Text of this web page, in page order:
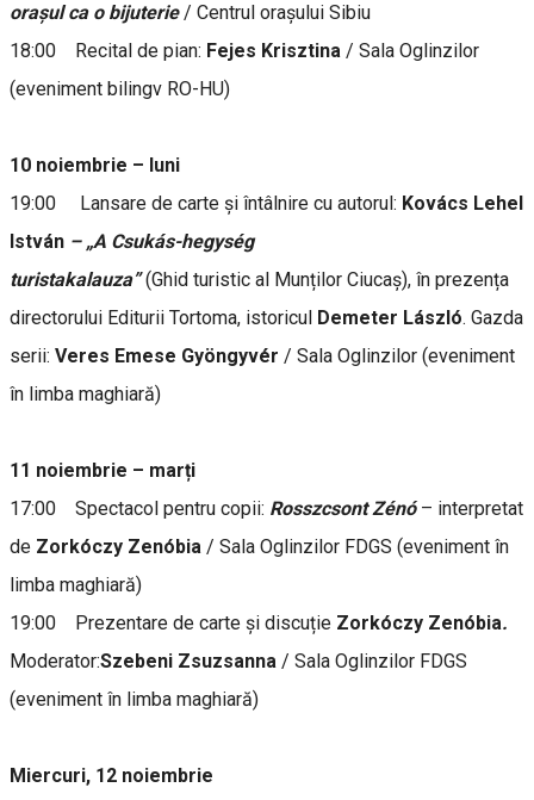
orașul ca o bijuterie/ Centrul orașului Sibiu
18:00 Recital de pian: Fejes Krisztina / Sala Oglinzilor
(eveniment bilingv RO-HU)
10 noiembrie – luni
19:00 Lansare de carte și întâlnire cu autorul: Kovács Lehel
István – „A Csukás-hegység
turistakalauza”(Ghid turistic al Munților Ciucaș), în prezența
directorului Editurii Tortoma, istoricul Demeter László. Gazda
serii: Veres Emese Gyöngyvér / Sala Oglinzilor (eveniment
în limba maghiară)
11 noiembrie – marți
17:00 Spectacol pentru copii: Rosszcsont Zénó– interpretat
de Zorkóczy Zenóbia / Sala Oglinzilor FDGS (eveniment în
limba maghiară)
19:00 Prezentare de carte și discuție Zorkóczy Zenóbia.
Moderator:Szebeni Zsuzsanna / Sala Oglinzilor FDGS
(eveniment în limba maghiară)
Miercuri, 12 noiembrie